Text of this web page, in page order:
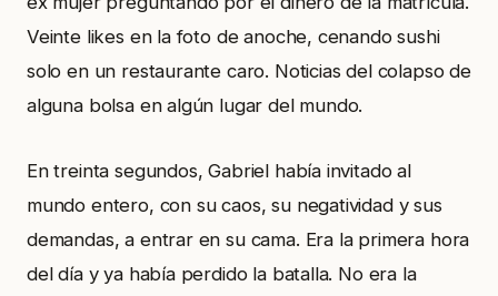
Veinte likes en la foto de anoche, cenando sushi
solo en un restaurante caro. Noticias del colapso de
alguna bolsa en algún lugar del mundo.
En treinta segundos, Gabriel había invitado al
mundo entero, con su caos, su negatividad y sus
demandas, a entrar en su cama. Era la primera hora
del día y ya había perdido la batalla. No era la